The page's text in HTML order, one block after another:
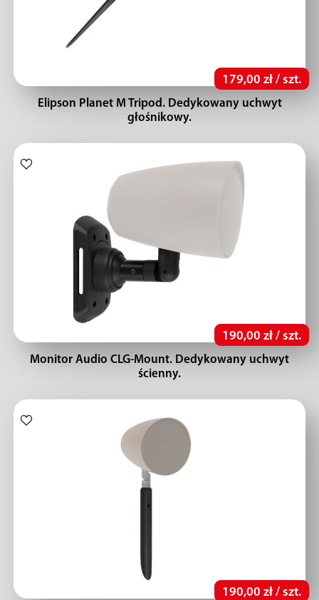
179,00 zł / szt.
Elipson Planet M Tripod. Dedykowany uchwyt
głośnikowy.
190,00 zł / szt.
Monitor Audio CLG-Mount. Dedykowany uchwyt
ścienny.
190,00 zł / szt.